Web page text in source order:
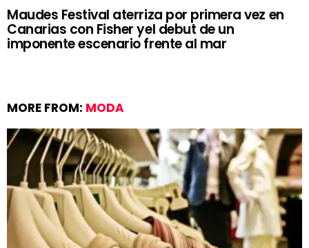
Maudes Festival aterriza por primera vez en
Canarias con Fisher yel debut de un
imponente escenario frente al mar
MORE FROM: MODA